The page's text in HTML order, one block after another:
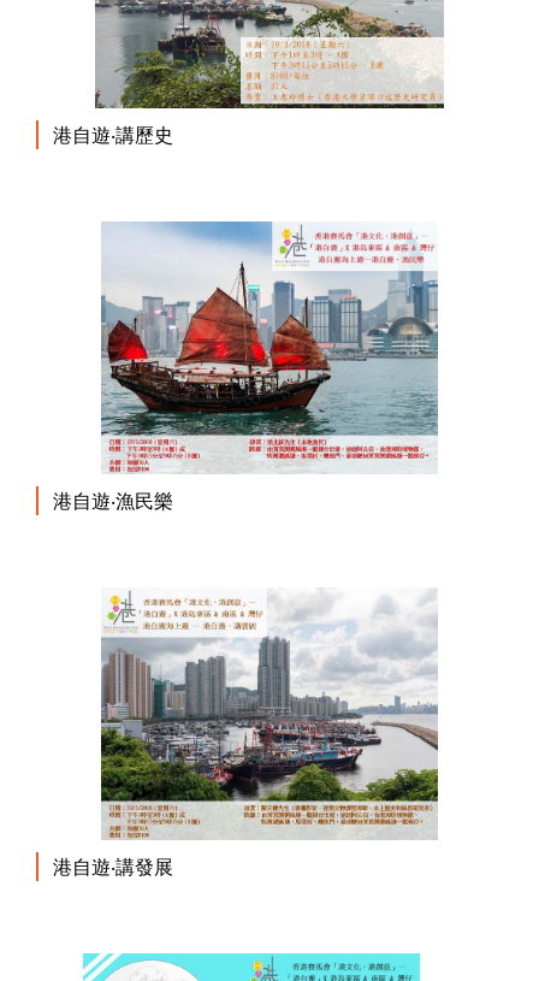
港自遊‧講歷史
港自遊‧漁民樂
港自遊‧講發展